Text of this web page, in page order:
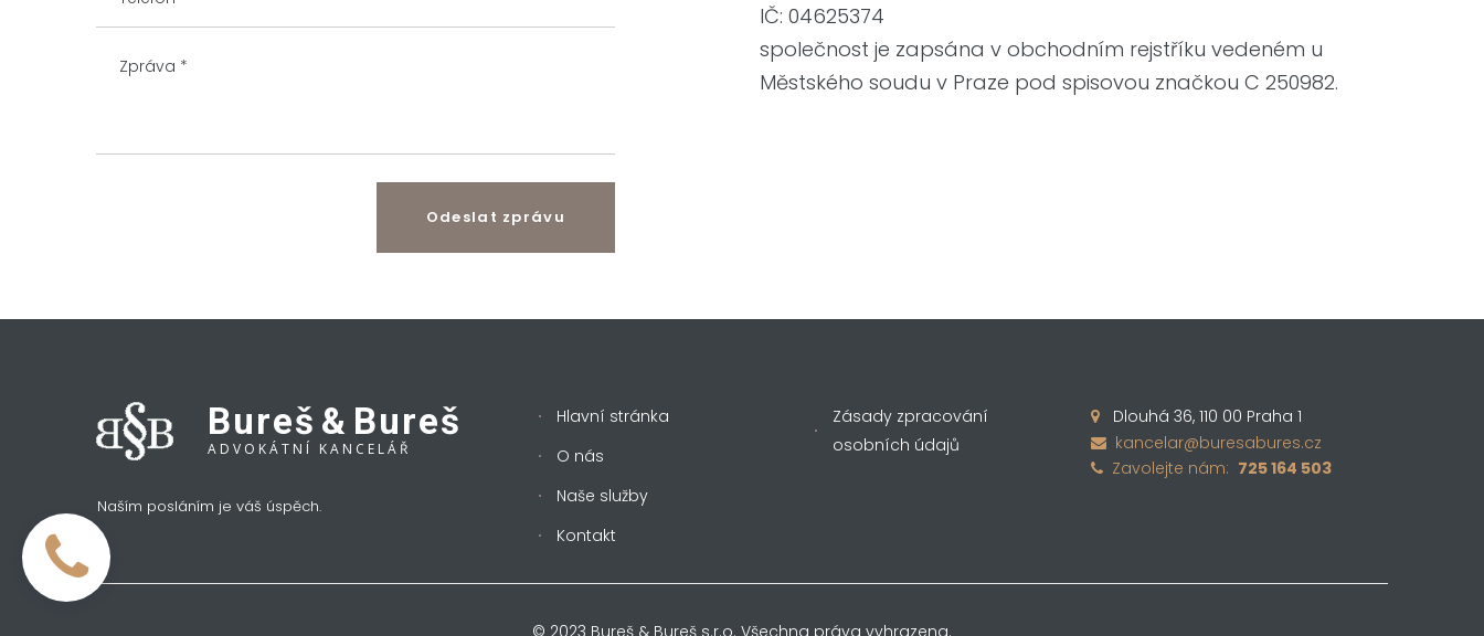
Odeslat zprávu
IČ: 04625374
společnost je zapsána v obchodním rejstříku vedeném u
Městského soudu v Praze pod spisovou značkou C 250982.
Bureš & Bureš
ADVOKÁTNÍ KANCELÁŘ
Naším posláním je váš úspěch.
Hlavní stránka
O nás
Naše služby
Kontakt
Zásady zpracování
osobních údajů
 Dlouhá 36, 110 00 Praha 1
 kancelar@buresabures.cz
 Zavolejte nám: 725 164 503
© 2023 Bureš & Bureš s.r.o. Všechna práva vyhrazena.